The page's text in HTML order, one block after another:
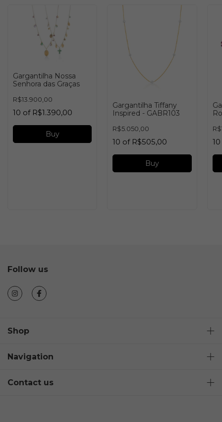
Gargantilha Nossa
Senhora das Graças
R$13.900,00
10 of R$1.390,00
Buy
Gargantilha Tiffany
Inspired - GABR103
R$5.050,00
10 of R$505,00
Buy
10
Follow us
Shop
Navigation
Contact us